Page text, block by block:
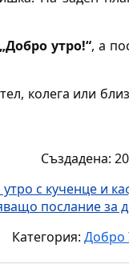
„Добро утро!“, а
колега или
Създадена:
с кученце и
послание за
Категория: Добро